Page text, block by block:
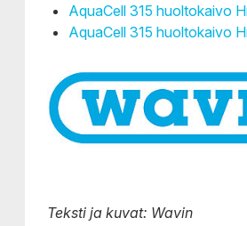
AquaCell 315 huoltokaivo
AquaCell 315 huoltokaivo
Teksti ja kuvat: Wavin